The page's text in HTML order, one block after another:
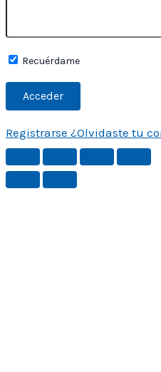
Recuérdame
Registrarse ¿Olvidaste tu